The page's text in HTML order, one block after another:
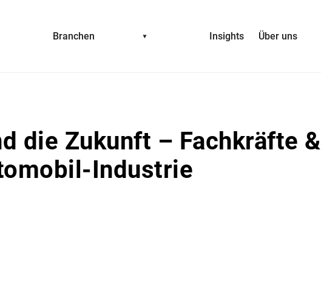
Branchen Insights Über uns
die Zukunft – Fachkräfte &
Industrie